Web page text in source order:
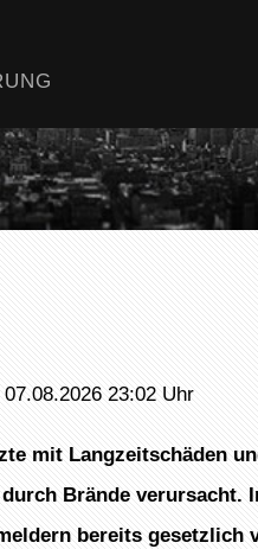
23:02 Uhr
mit Langzeitschäden
Brände verursacht.
bereits gesetzlich